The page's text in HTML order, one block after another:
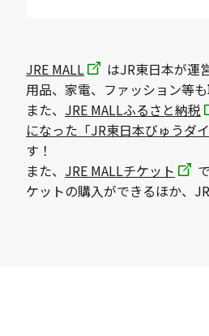
JRE MALL はJR東日本が運
用品、家電、ファッション等も
また、 JRE MALLふるさと納税
になった「JR東日本びゅうダ
す！
また、 JRE MALLチケット
ケットの購入ができるほか、